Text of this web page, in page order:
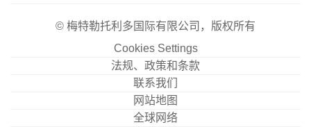
© 梅特勒托利多国际有限公司，版权所有
Cookies Settings
法规、政策和条款
联系我们
网站地图
全球网络